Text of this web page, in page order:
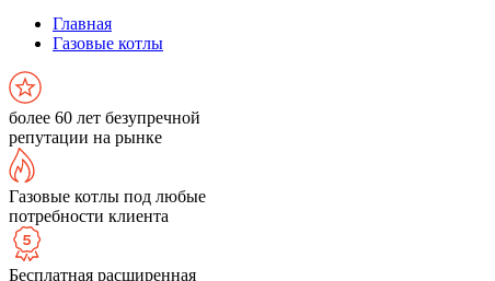
Главная
Газовые котлы
более 60 лет безупречной
репутации на рынке
Газовые котлы под любые
потребности клиента
Бесплатная расширенная